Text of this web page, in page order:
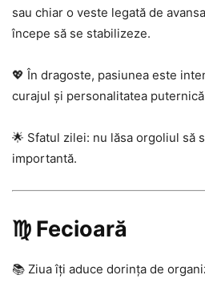
sau chiar o veste legată de
începe să se stabilizeze.
💖 În dragoste, pasiunea este
curajul și personalitatea
🌟 Sfatul zilei: nu lăsa orgoliul să
importantă.
♍ Fecioară
📚 Ziua îți aduce dorința de